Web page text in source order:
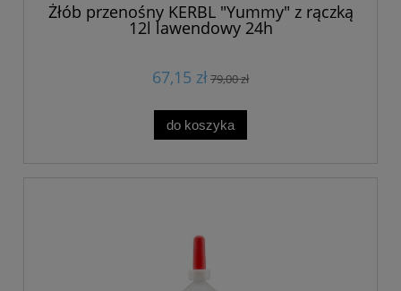
Żłób przenośny KERBL "Yummy" z rączką
12l lawendowy 24h
67,15 zł79,00 zł
do koszyka